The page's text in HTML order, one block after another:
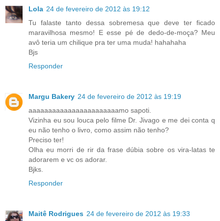
Lola 24 de fevereiro de 2012 às 19:12
Tu falaste tanto dessa sobremesa que deve ter ficado
maravilhosa mesmo! E esse pé de dedo-de-moça? Meu
avô teria um chilique pra ter uma muda! hahahaha
Bjs
Responder
Margu Bakery 24 de fevereiro de 2012 às 19:19
aaaaaaaaaaaaaaaaaaaaaaamo sapoti.
Vizinha eu sou louca pelo filme Dr. Jivago e me dei conta q
eu não tenho o livro, como assim não tenho?
Preciso ter!
Olha eu morri de rir da frase dúbia sobre os vira-latas te
adorarem e vc os adorar.
Bjks.
Responder
Maitê Rodrigues 24 de fevereiro de 2012 às 19:33